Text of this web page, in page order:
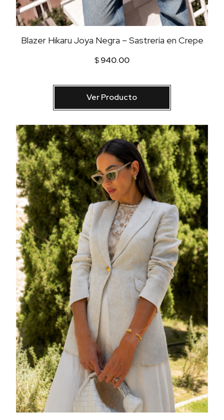
Blazer Hikaru Joya Negra – Sastrería en Crepe
$940.00
Ver Producto